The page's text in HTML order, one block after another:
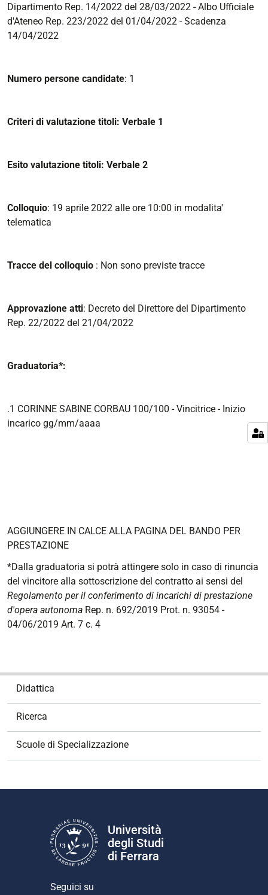
Dipartimento Rep. 14/2022 del 28/03/2022 - Albo Ufficiale
d'Ateneo Rep. 223/2022 del 01/04/2022 - Scadenza
14/04/2022
Numero persone candidate: 1
Criteri di valutazione titoli: Verbale 1
Esito valutazione titoli: Verbale 2
Colloquio: 19 aprile 2022 alle ore 10:00 in modalita'
telematica
Tracce del colloquio : Non sono previste tracce
Approvazione atti: Decreto del Direttore del Dipartimento
Rep. 22/2022 del 21/04/2022
Graduatoria*:
.1 CORINNE SABINE CORBAU 100/100 - Vincitrice - Inizio
incarico gg/mm/aaaa
AGGIUNGERE IN CALCE ALLA PAGINA DEL BANDO PER
PRESTAZIONE
*Dalla graduatoria si potrà attingere solo in caso di rinuncia
del vincitore alla sottoscrizione del contratto ai sensi del
Regolamento per il conferimento di incarichi di prestazione
d'opera autonoma Rep. n. 692/2019 Prot. n. 93054 -
04/06/2019 Art. 7 c. 4
Didattica
Ricerca
Scuole di Specializzazione
Università
degli Studi
di Ferrara
Seguici su